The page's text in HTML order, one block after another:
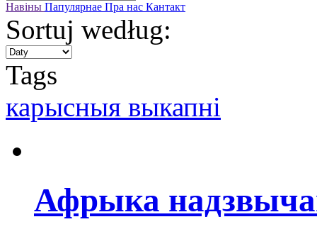
Навіны Папулярнае Пра нас Кантакт
Sortuj według:
Tags
карысныя выкапні
Афрыка